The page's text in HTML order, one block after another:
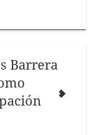
Barrera